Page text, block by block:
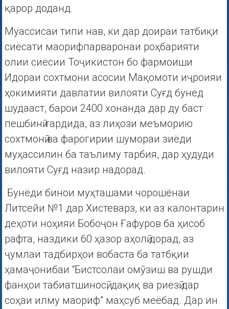
қарор доданд.
Муассисаи типи нав, ки дар доираи татбиқи
сиёсати маорифпарваронаи роҳбарияти
олии сиёсии Тоҷикистон бо фармоиши
Идораи сохтмони асосии Мақомоти иҷроияи
ҳокимияти давлатии вилояти Суғд бунёд
шудааст, барои 2400 хонанда дар ду баст
пешбинӣ гардида, аз лиҳози меъморию
сохтмонӣ ва фарогирии шумораи зиёди
муҳассилин ба таълиму тарбия, дар ҳудуди
вилояти Суғд назир надорад.
Бунёди бинои муҳташами чорошёнаи
Литсейи №1 дар Хистеварз, ки аз калонтарин
деҳоти ноҳияи Бобоҷон Ғафуров ба ҳисоб
рафта, наздики 60 ҳазор аҳолӣ дорад, аз
ҷумлаи тадбирҳои вобаста ба татбқии
ҳамаҷонибаи “Бистсолаи омӯзиш ва рушди
фанҳои табиатшиносӣ, дақиқ ва риёзӣ дар
соҳаи илму маориф” маҳсуб меёбад. Дар ин